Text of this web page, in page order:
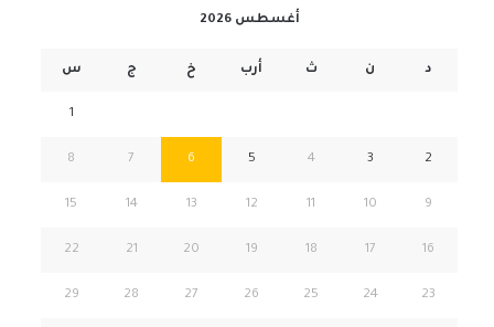
أغسطس 2026
د ن ث أرب خ ج س
1
2
3
4
5
6
7
8
9
10
11
12
13
14
15
16
17
18
19
20
21
22
23
24
25
26
27
28
29